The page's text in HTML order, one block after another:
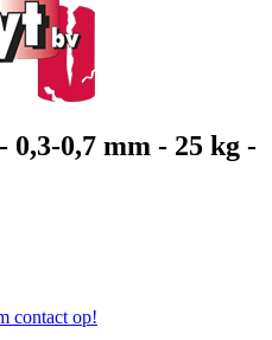
0,7 mm - 25 kg -
contact op!